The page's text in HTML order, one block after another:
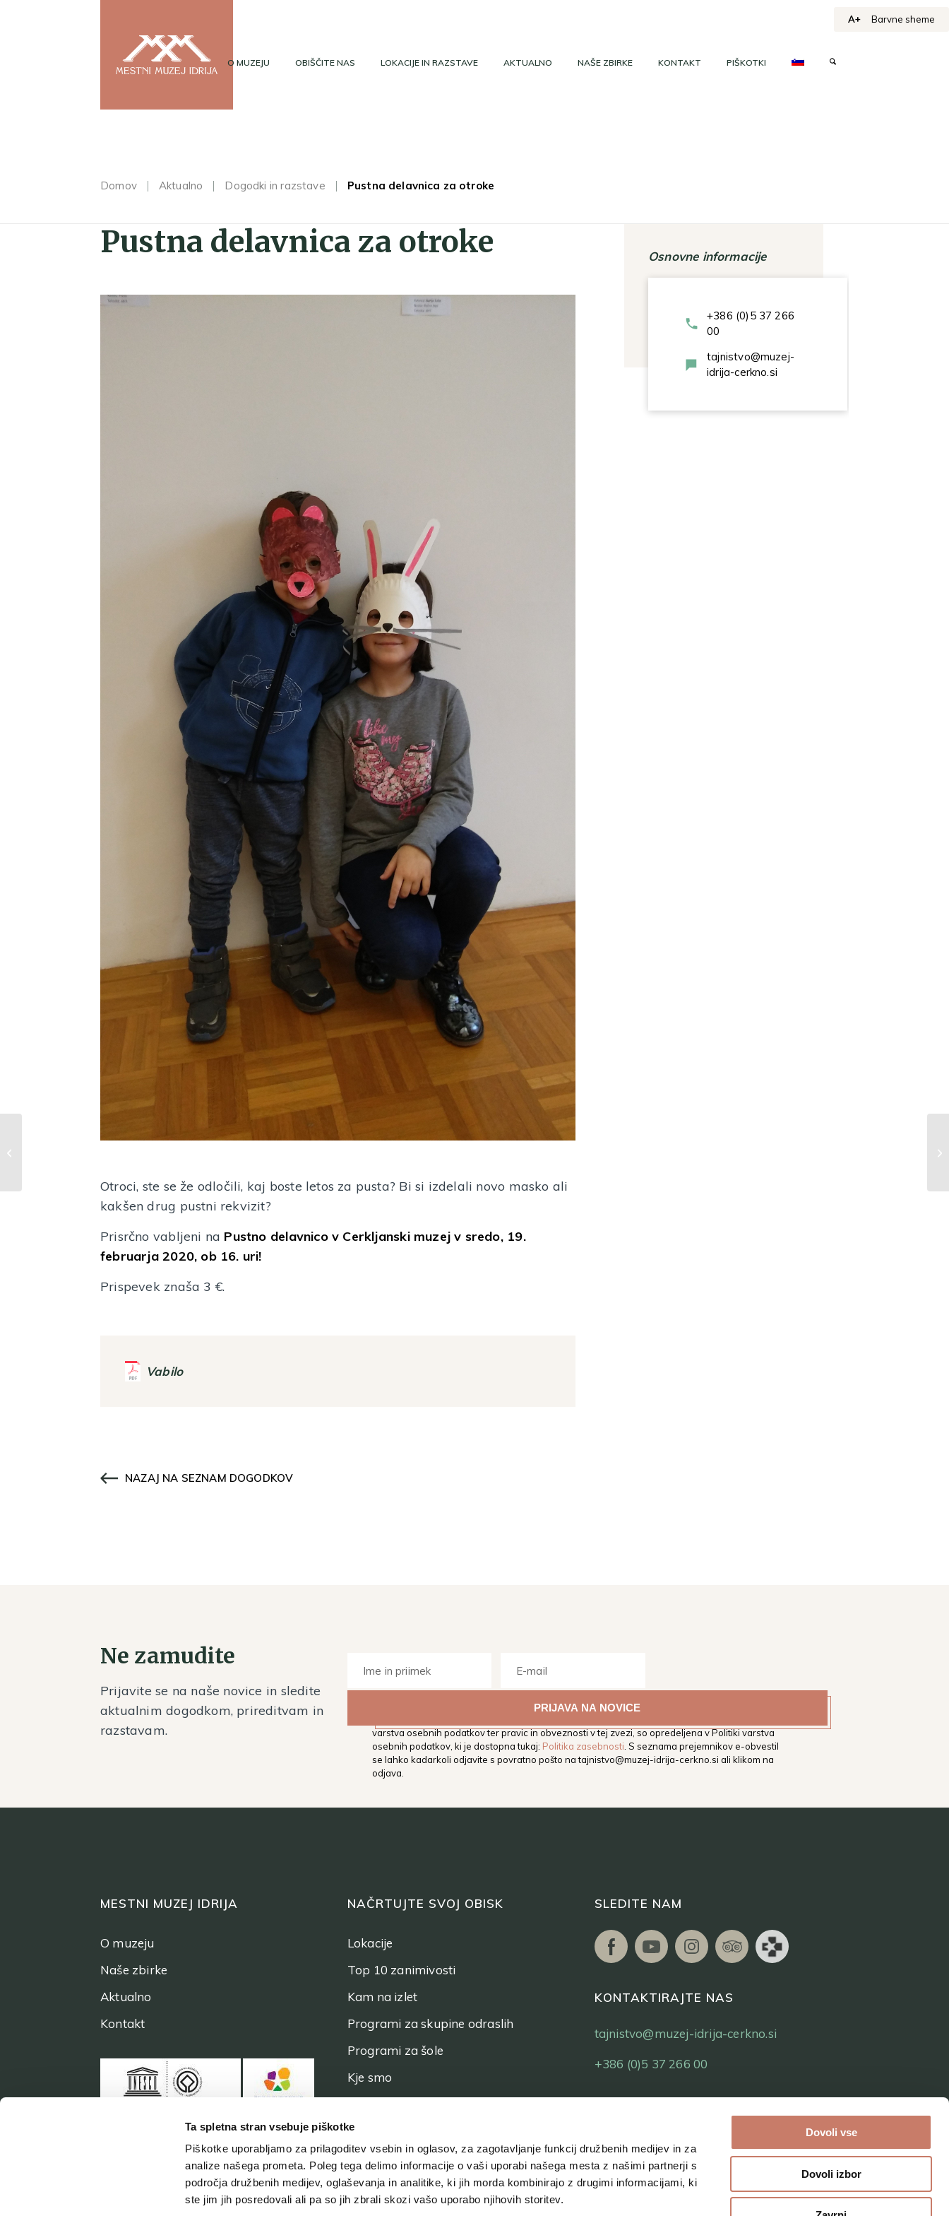
Ta spletna stran vsebuje piškotke
Piškotke uporabljamo za prilagoditev vsebin in oglasov, za zagotavljanje funkcij družbenih medijev in za
analize našega prometa. Poleg tega delimo informacije o vaši uporabi našega mesta z našimi partnerji s
področja družbenih medijev, oglaševanja in analitike, ki jih morda kombinirajo z drugimi informacijami, ki
ste jim jih posredovali ali pa so jih zbrali skozi vašo uporabo njihovih storitev.
Dovoli vse
Dovoli izbor
O MUZEJU OBIŠČITE NAS LOKACIJE IN RAZSTAVE AKTUALNO NAŠE ZBIRKE KONTAKT PIŠKOTKI
A+ Barvne sheme
Domov Aktualno Dogodki in razstave Pustna delavnica za otroke
Pustna delavnica za otroke
Otroci, ste se že odločili, kaj boste letos za pusta? Bi si izdelali novo masko ali
kakšen drug pustni rekvizit?
Prisrčno vabljeni na Pustno delavnico v Cerkljanski muzej v sredo, 19.
februarja 2020, ob 16. uri!
Prispevek znaša 3 €.
Vabilo
NAZAJ NA SEZNAM DOGODKOV
Osnovne informacije
+386 (0)5 37 266
00
tajnistvo@muzej-
idrija-cerkno.si
Ne zamudite
Prijavite se na naše novice in sledite
aktualnim dogodkom, prireditvam in
razstavam.
Z vpisom svojega elektronskega naslova soglašate, da vas Mestni muzej Idrija na vaš
varstva osebnih podatkov ter pravic in obveznosti v tej zvezi, so opredeljena v Politiki varstva
osebnih podatkov, ki je dostopna tukaj: Politika zasebnosti. S seznama prejemnikov e-obvestil
se lahko kadarkoli odjavite s povratno pošto natajnistvo@muzej-idrija-cerkno.si ali klikom na
odjava.
MESTNI MUZEJ IDRIJA
O muzeju
Naše zbirke
Aktualno
Kontakt
NAČRTUJTE SVOJ OBISK
Lokacije
Top 10 zanimivosti
Kam na izlet
Programi za skupine odraslih
Programi za šole
Kje smo
SLEDITE NAM
KONTAKTIRAJTE NAS
tajnistvo@muzej-idrija-cerkno.si
+386 (0)5 37 266 00